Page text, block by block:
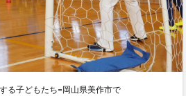
る子どもたち=岡山県美作市で